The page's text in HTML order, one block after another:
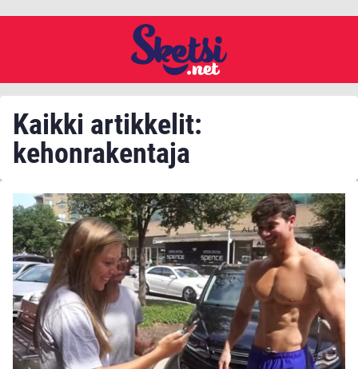
Kaikki artikkelit:
kehonrakentaja